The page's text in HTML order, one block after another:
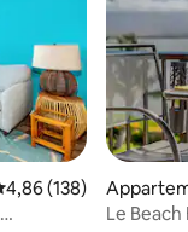
moyenne
4,86 (138)
Wailuku
Le Beach